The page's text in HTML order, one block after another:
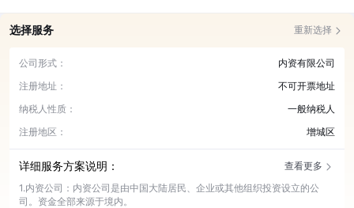
选择服务 重新选择
公司形式：
内资有限公司
注册地址：
不可开票地址
纳税人性质：
一般纳税人
注册地区：
增城区
详细服务方案说明：
查看更多
1.内资公司：内资公司是由中国大陆居民、企业或其他组织投资设立的公
司。资金全部来源于境内。